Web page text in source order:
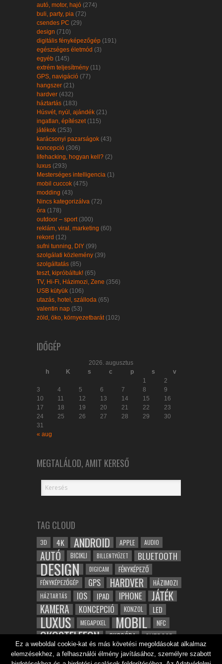
autó, motor, hajó (274)
buli, party, pia (72)
csendes PC (29)
design (710)
digitális fényképezőgép (191)
egészséges életmód (3)
egyéb (145)
extrém teljesítmény (11)
GPS, navigáció (77)
hangszer (21)
hardver (432)
háztartás (183)
Húsvét, nyúl, ajándék (21)
ingatlan, építészet (115)
játékok (253)
karácsonyi pazarságok (43)
koncepció (306)
lifehacking, hogyan kell? (2)
luxus (293)
Mesterséges intelligencia (1)
mobil cuccok (475)
modding (43)
Nincs kategorizálva (72)
óra (178)
outdoor – sport (300)
reklám, viral, marketing (60)
rekord (12)
sufni tunning, DIY (99)
szolgálati közlemény (39)
szolgáltatás (85)
teszt, kipróbáltuk! (65)
TV, Hi-Fi, Házimozi, Zene (356)
USB kütyük (106)
utazás, hotel, szálloda (65)
valentin nap (53)
zöld, öko, környezetbarát (102)
IDŐGÉP
2026. augusztus
h
K s c p s
v
1
2
3
4 5 6 7 8
9
10
11 12 13 14 15
16
17
18 19 20 21 22
23
24
25 26 27 28 29
30
31
« aug
MEGTALÁLOD, AMIT KERESŐ
TAG CLOUD
3D 4K ANDROID APPLE AUDIO
AUTÓ BICIKLI BILLENTYŰZET BLUETOOTH
DESIGN DIGICAM FÉNYKÉPEZŐ
FÉNYKÉPEZŐGÉP GPS HARDVER HÁZIMOZI
HÁZTARTÁS IOS IPAD IPHONE JÁTÉK
KAMERA KONCEPCIÓ KONZOL LED
LUXUS MEGAPIXEL MOBIL NFC
OKOSTELEFON OKOSÓRA OUTDOOR
ROBOT SAMSUNG SPORT TABLET
Ez a weboldal cookie-kat és más követési megoldásokat alkalmaz
elemzésekhez, a felhasználói élmény javításához, személyre szabott